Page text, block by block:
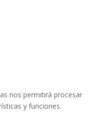
nos permitirá procesar
y funciones.